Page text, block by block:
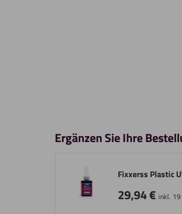
Ergänzen Sie Ihre
Fixxerss Plastic
29,94€ inkl. 19